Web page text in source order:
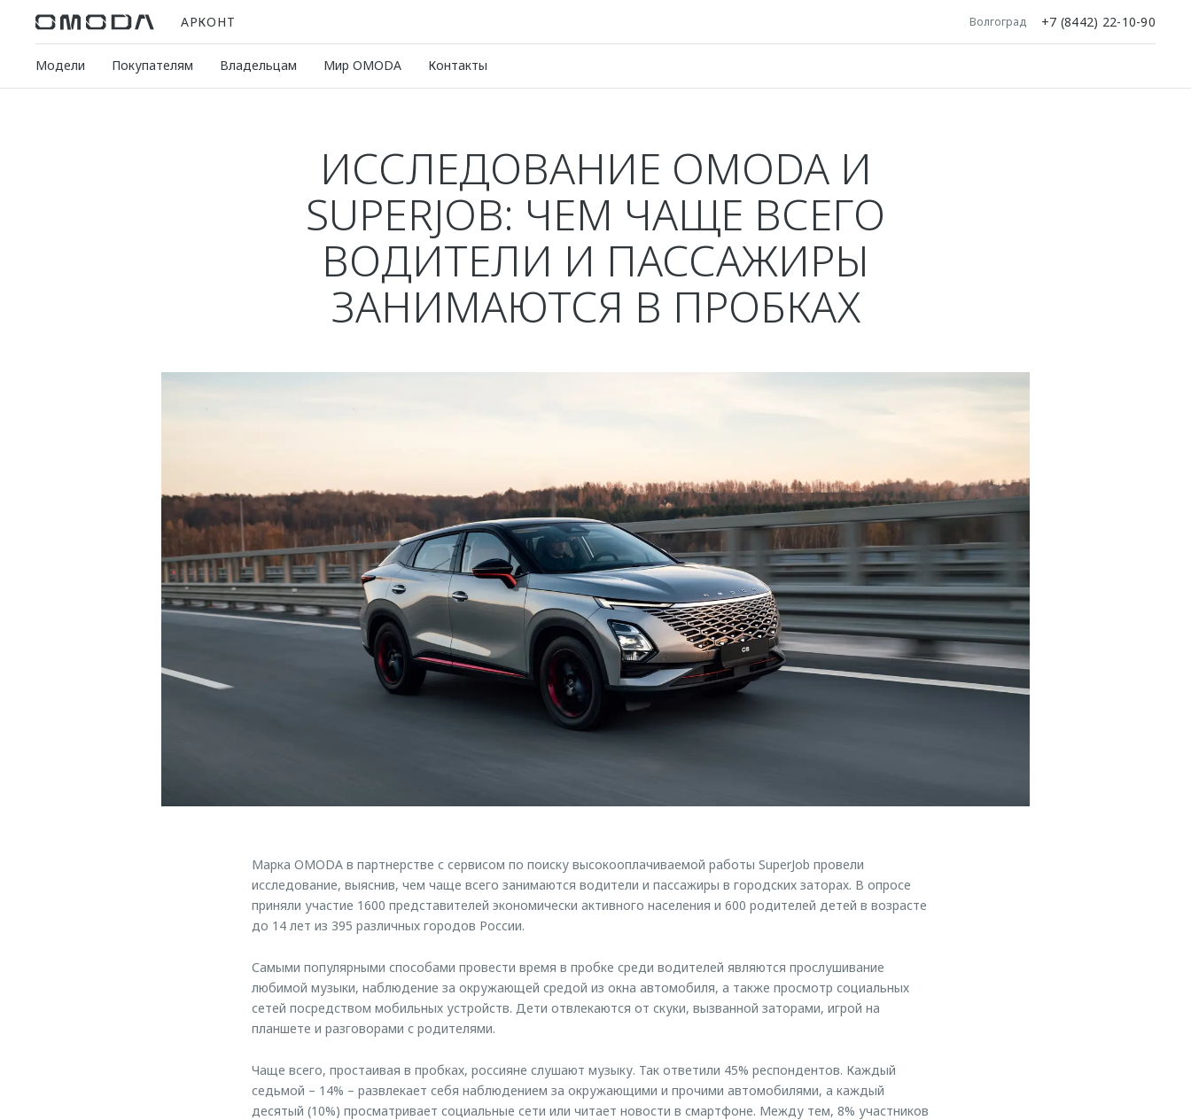
АРКОНТ Волгоград +7 (8442) 22-10-90
Модели Покупателям Владельцам Мир OMODA Контакты
ИССЛЕДОВАНИЕ OMODA И
SUPERJOB: ЧЕМ ЧАЩЕ ВСЕГО
ВОДИТЕЛИ И ПАССАЖИРЫ
ЗАНИМАЮТСЯ В ПРОБКАХ
Марка OMODA в партнерстве с сервисом по поиску высокооплачиваемой работы SuperJob провели
исследование, выяснив, чем чаще всего занимаются водители и пассажиры в городских заторах. В опросе
приняли участие 1600 представителей экономически активного населения и 600 родителей детей в возрасте
до 14 лет из 395 различных городов России.
Самыми популярными способами провести время в пробке среди водителей являются прослушивание
любимой музыки, наблюдение за окружающей средой из окна автомобиля, а также просмотр социальных
сетей посредством мобильных устройств. Дети отвлекаются от скуки, вызванной заторами, игрой на
планшете и разговорами с родителями.
Чаще всего, простаивая в пробках, россияне слушают музыку. Так ответили 45% респондентов. Каждый
седьмой – 14% – развлекает себя наблюдением за окружающими и прочими автомобилями, а каждый
десятый (10%) просматривает социальные сети или читает новости в смартфоне. Между тем, 8% участников